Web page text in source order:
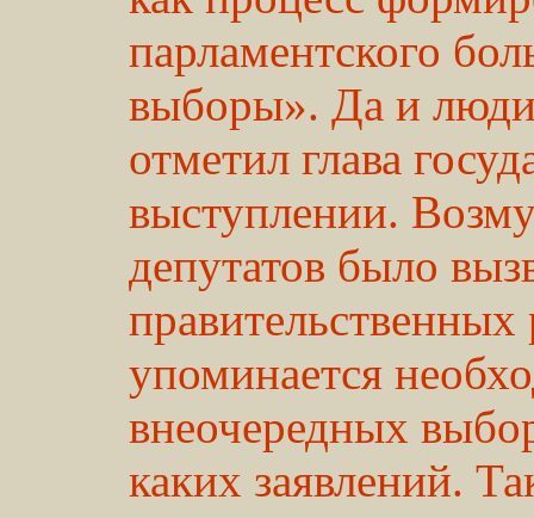
парламентского
выборы». Да и люди
отметил глава
выступлении.
депутатов было
правительственных
упоминается
внеочередных
каких заявлений.